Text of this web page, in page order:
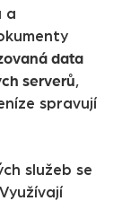
a
data
serverů,
spravují
služeb se